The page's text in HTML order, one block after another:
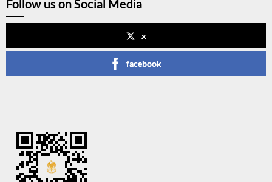
Follow us on Social Media
x
facebook